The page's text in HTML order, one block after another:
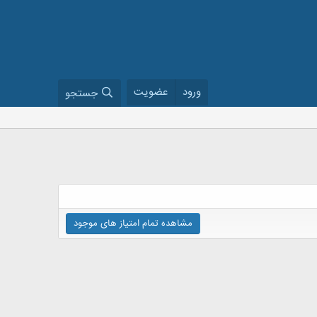
ورود عضویت جستجو
مشاهده تمام امتیاز های موجود